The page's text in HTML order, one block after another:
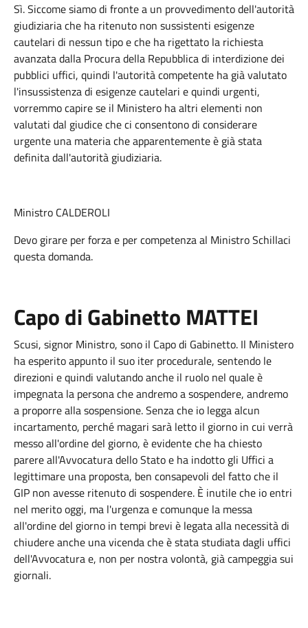
Sì. Siccome siamo di fronte a un provvedimento dell'autorità
giudiziaria che ha ritenuto non sussistenti esigenze
cautelari di nessun tipo e che ha rigettato la richiesta
avanzata dalla Procura della Repubblica di interdizione dei
pubblici uffici, quindi l'autorità competente ha già valutato
l'insussistenza di esigenze cautelari e quindi urgenti,
vorremmo capire se il Ministero ha altri elementi non
valutati dal giudice che ci consentono di considerare
urgente una materia che apparentemente è già stata
definita dall'autorità giudiziaria.
Ministro CALDEROLI
Devo girare per forza e per competenza al Ministro Schillaci
questa domanda.
Capo di Gabinetto MATTEI
Scusi, signor Ministro, sono il Capo di Gabinetto. Il Ministero
ha esperito appunto il suo iter procedurale, sentendo le
direzioni e quindi valutando anche il ruolo nel quale è
impegnata la persona che andremo a sospendere, andremo
a proporre alla sospensione. Senza che io legga alcun
incartamento, perché magari sarà letto il giorno in cui verrà
messo all'ordine del giorno, è evidente che ha chiesto
parere all'Avvocatura dello Stato e ha indotto gli Uffici a
legittimare una proposta, ben consapevoli del fatto che il
GIP non avesse ritenuto di sospendere. È inutile che io entri
nel merito oggi, ma l'urgenza e comunque la messa
all'ordine del giorno in tempi brevi è legata alla necessità di
chiudere anche una vicenda che è stata studiata dagli uffici
dell'Avvocatura e, non per nostra volontà, già campeggia sui
giornali.